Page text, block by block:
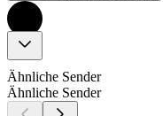
Ähnliche Sender
Ähnliche Sender